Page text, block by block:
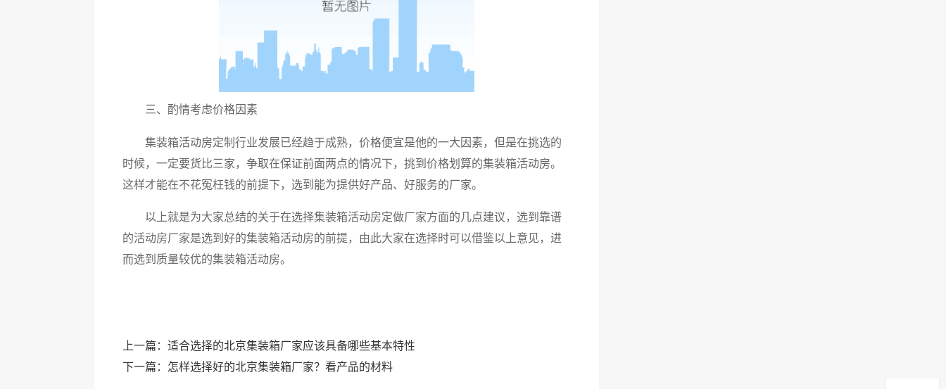
三、酌情考虑价格因素
集装箱活动房定制行业发展已经趋于成熟，价格便宜是他的一大因素，但是在挑选的
时候，一定要货比三家，争取在保证前面两点的情况下，挑到价格划算的集装箱活动房。
这样才能在不花冤枉钱的前提下，选到能为提供好产品、好服务的厂家。
以上就是为大家总结的关于在选择集装箱活动房定做‍厂家方面的几点建议，选到靠谱
的活动房厂家是选到好的集装箱活动房的前提，由此大家在选择时可以借鉴以上意见，进
而选到质量较优的集装箱活动房。
上一篇：适合选择的北京集装箱厂家应该具备哪些基本特性
下一篇： 怎样选择好的北京集装箱厂家？看产品的材料